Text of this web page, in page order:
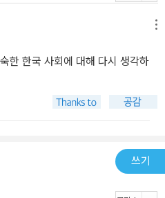
. 앞서 살폈듯 사람들은 과로에
마저 알차게 보내야 한다는 강박
낼지 계획하고 조직하는 것이다.
위해 일하는 시간과 자유 시간의
던진다. 100여 년 전, 독일의 기업
베는 일과 삶의 균형을 위해 ‘8시
만큼 자유 시간을 가져야 한다는
대로 모든 사람이 노동하는 데 들인
어떨까? 여기에 더해 직장에서의
한 한국 사회에 대해 다시 생각하
쓰기